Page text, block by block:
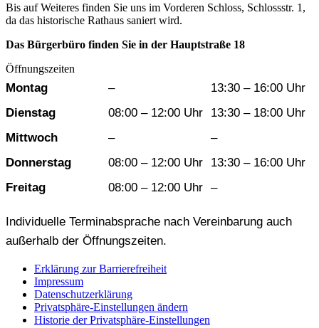
Bis auf Weiteres finden Sie uns im Vorderen Schloss, Schlossstr. 1,
da das historische Rathaus saniert wird.
Das Bürgerbüro finden Sie in der Hauptstraße 18
Öffnungszeiten
Wochentag Vormittag
Montag –
13:30 – 16:00 Uhr
Dienstag
08:00 – 12:00 Uhr
13:30 – 18:00 Uhr
Mittwoch
–
–
Donnerstag
08:00 – 12:00 Uhr
13:30 – 16:00 Uhr
Freitag
08:00 – 12:00 Uhr –
Individuelle Terminabsprache nach Vereinbarung auch
außerhalb der Öffnungszeiten.
Erklärung zur Barrierefreiheit
Impressum
Datenschutzerklärung
Privatsphäre-Einstellungen ändern
Historie der Privatsphäre-Einstellungen